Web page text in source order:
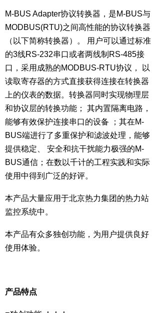
M-BUS Adapter协议转换器，是M-BUS与
MODBUS(RTU)之间高性能的协议转换器
（以下简称转换器）。 用户可以通过标准
的3线RS-232串口或者两线制RS-485接
口，采用成熟的MODBUS-RTU协议， 以
读取寄存器的方式直接获得连接在转换器
上的仪表的数据。转换器同时实现物理层
和协议层的转换功能； 其内置隔离电路，
能够有效保护连接串口的设备 ；其在M-
BUS端进行了多重保护和滤波处理，能够
提供稳定、 安全和抗干扰能力极强的M-
BUS通信；在数以千计的工程实践和实际
使用中得到广泛的好评。
本产品大量应用于北京热力集团的热力站
监控系统中。
本产品有众多独创功能，为用户提供良好
使用体验。
产品特点